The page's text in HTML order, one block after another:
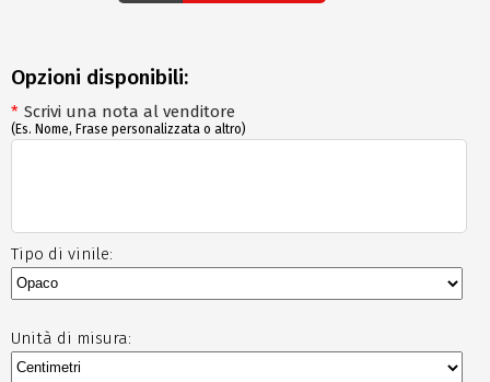
Opzioni disponibili:
Tipo di vinile:
Unità di misura:
* Scrivi una nota al venditore
(Es. Nome, Frase personalizzata o altro)